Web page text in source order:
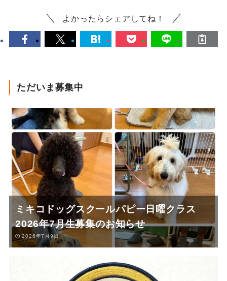
よかったらシェアしてね！
ただいま募集中
ミキコドッグスクールパピー日曜クラス
2026年7月生募集のお知らせ
2026年7月9日